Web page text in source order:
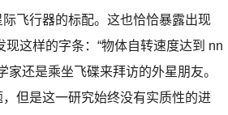
飞行器的标配。这也恰恰暴露出现
这样的字条：“物体自转速度达到 nn
还是乘坐飞碟来拜访的外星朋友。
但是这一研究始终没有实质性的进